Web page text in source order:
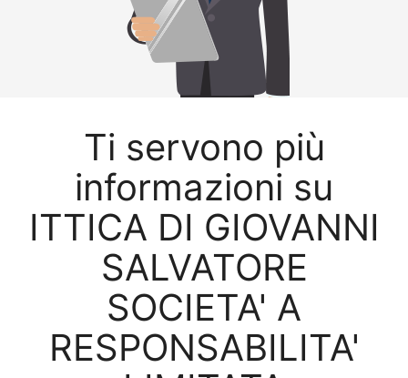
Ti servono più
informazioni su
ITTICA DI GIOVANNI
SALVATORE
SOCIETA' A
RESPONSABILITA'